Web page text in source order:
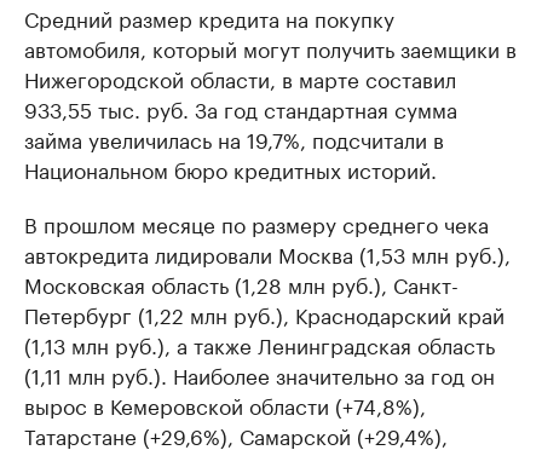
Средний размер кредита на покупку
автомобиля, который могут получить заемщики в
Нижегородской области, в марте составил
933,55 тыс. руб. За год стандартная сумма
займа увеличилась на 19,7%, подсчитали в
Национальном бюро кредитных историй.
В прошлом месяце по размеру среднего чека
автокредита лидировали Москва (1,53 млн руб.),
Московская область (1,28 млн руб.), Санкт-
Петербург (1,22 млн руб.), Краснодарский край
(1,13 млн руб.), а также Ленинградская область
(1,11 млн руб.). Наиболее значительно за год он
вырос в Кемеровской области (+74,8%),
Татарстане (+29,6%), Самарской (+29,4%),